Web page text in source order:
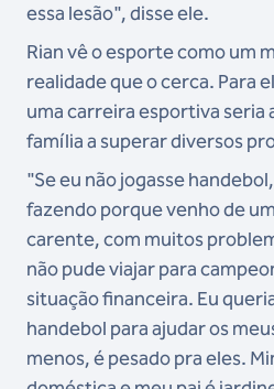
essa lesão", disse ele.
Rian vê o esporte como um
realidade que o cerca. Para
uma carreira esportiva seria
família a superar diversos
"Se eu não jogasse
fazendo porque venho de
carente, com muitos
não pude viajar para
situação financeira. Eu
handebol para ajudar os
menos, é pesado pra eles.